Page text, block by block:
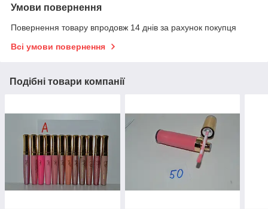
Умови повернення
Повернення товару впродовж 14 днів за рахунок покупця
Всі умови повернення
Подібні товари компанії